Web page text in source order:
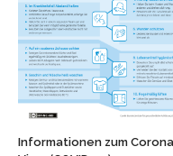
Informationen zum